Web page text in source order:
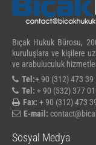
Bıçak Hukuk Bürosu,
kuruluşlara ve kişilere
ve arabuluculuk
Tel:+ 90 (312) 473 39
Tel: + 90 (532) 377
Fax: + 90 (312) 473
E-mail:
Sosyal Medya